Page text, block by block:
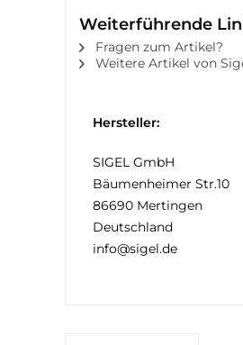
Weiterführende
Fragen zum Artikel?
Weitere Artikel von
Hersteller:
SIGEL GmbH
Bäumenheimer Str.10
86690 Mertingen
Deutschland
info@sigel.de